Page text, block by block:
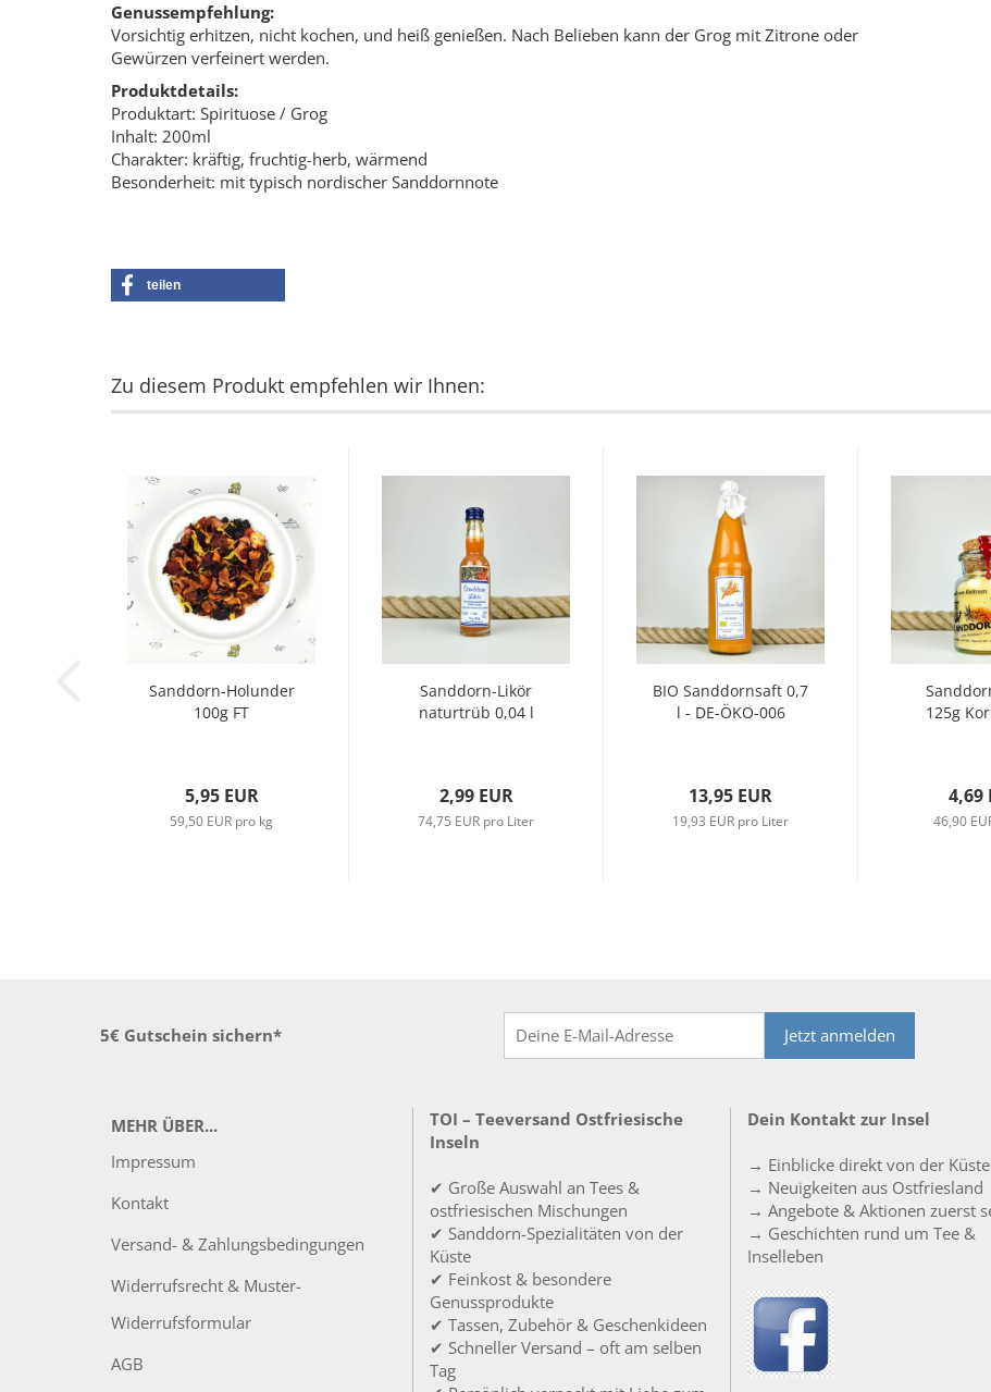
Genussempfehlung:
Vorsichtig erhitzen, nicht kochen, und heiß genießen. Nach Belieben kann der Grog mit Zitrone oder
Gewürzen verfeinert werden.
Produktdetails:
Produktart: Spirituose / Grog
Inhalt: 200ml
Charakter: kräftig, fruchtig-herb, wärmend
Besonderheit: mit typisch nordischer Sanddornnote
teilen
Zu diesem Produkt empfehlen wir Ihnen:
Sanddorn-Holunder
100g FT
5,95 EUR
59,50 EUR pro kg
Sanddorn-Likör
naturtrüb 0,04 l
2,99 EUR
74,75 EUR pro Liter
BIO Sanddornsaft 0,7
l - DE-ÖKO-006
13,95 EUR
19,93 EUR pro Liter
125g
4,69
46,90
5€ Gutschein sichern* Jetzt anmelden
MEHR ÜBER...
Impressum
Kontakt
Versand- & Zahlungsbedingungen
Widerrufsrecht & Muster-
Widerrufsformular
AGB
TOI – Teeversand Ostfriesische
Inseln
✔ Große Auswahl an Tees &
ostfriesischen Mischungen
✔ Sanddorn-Spezialitäten von der
Küste
✔ Feinkost & besondere
Genussprodukte
✔ Tassen, Zubehör & Geschenkideen
✔ Schneller Versand – oft am selben
Tag
Dein Kontakt zur Insel
→ Einblicke direkt von der Küste
→ Neuigkeiten aus Ostfriesland
→ Angebote & Aktionen zuerst
→ Geschichten rund um Tee &
Inselleben